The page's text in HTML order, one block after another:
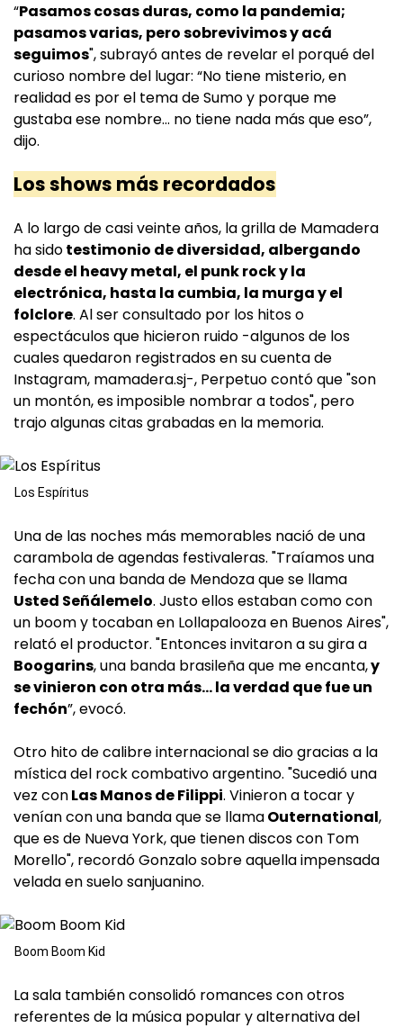
“Pasamos cosas duras, como la pandemia;
pasamos varias, pero sobrevivimos y acá
seguimos", subrayó antes de revelar el porqué del
curioso nombre del lugar: “No tiene misterio, en
realidad es por el tema de Sumo y porque me
gustaba ese nombre... no tiene nada más que eso”,
dijo.
Los shows más recordados
A lo largo de casi veinte años, la grilla de Mamadera
ha sidotestimonio de diversidad, albergando
desde el heavy metal, el punk rock y la
electrónica, hasta la cumbia, la murga y el
folclore. Al ser consultado por los hitos o
espectáculos que hicieron ruido -algunos de los
cuales quedaron registrados en su cuenta de
Instagram, mamadera.sj-, Perpetuo contó que "son
un montón, es imposible nombrar a todos", pero
trajo algunas citas grabadas en la memoria.
Los Espíritus
Una de las noches más memorables nació de una
carambola de agendas festivaleras. "Traíamos una
fecha con una banda de Mendoza que se llama
Usted Señálemelo. Justo ellos estaban como con
un boom y tocaban en Lollapalooza en Buenos Aires",
relató el productor. "Entonces invitaron a su gira a
Boogarins, una banda brasileña que me encanta,y
se vinieron con otra más… la verdad que fue un
fechón”, evocó.
Otro hito de calibre internacional se dio gracias a la
mística del rock combativo argentino. "Sucedió una
vez conLas Manos de Filippi. Vinieron a tocar y
venían con una banda que se llamaOuternational,
que es de Nueva York, que tienen discos con Tom
Morello", recordó Gonzalo sobre aquella impensada
velada en suelo sanjuanino.
Boom Boom Kid
La sala también consolidó romances con otros
referentes de la música popular y alternativa del